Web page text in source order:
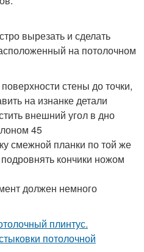
вырезать и сделать
на потолочном
стены до точки,
на изнанке детали
внешний угол в дно
45
смежной планки по той же
кончики ножом
должен немного